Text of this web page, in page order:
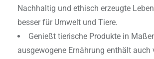
Nachhaltig und ethisch erzeugte
besser für Umwelt und Tiere.
Genießt tierische Produkte in
ausgewogene Ernährung enthält auch